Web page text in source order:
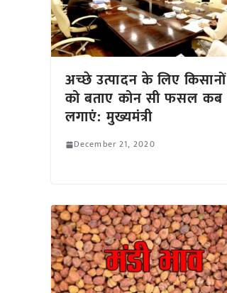
अच्छे उत्पादन के लिए किसानों
को बताए कोन सी फसल कब
लगाएं: मुख्यमंत्री
December 21, 2020